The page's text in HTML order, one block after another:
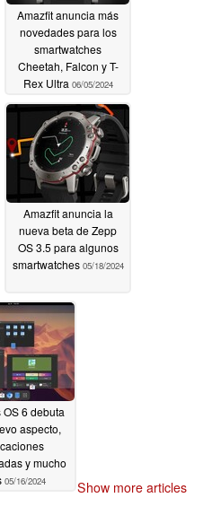
Amazfit anuncia más
novedades para los
smartwatches
Cheetah, Falcon y T-
Rex Ultra 06/05/2024
Amazfit anuncia la
nueva beta de Zepp
OS 3.5 para algunos
smartwatches 05/18/2024
OS 6 debuta
aspecto,
y mucho
05/16/2024 Show more articles